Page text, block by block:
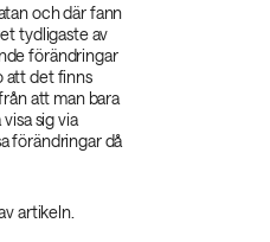
och där fann
tydligaste av
förändringar
att det finns
att man bara
sig via
förändringar då
artikeln.